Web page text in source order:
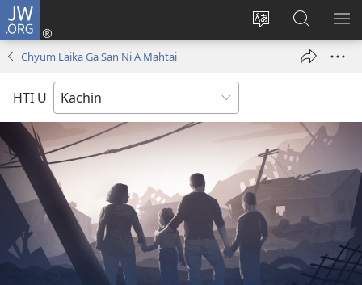
JW.ORG
Site
Galai
U
Log
JW.ORG
Hpe
Tam
Chyum Laika Ga San Ni A Mahtai
HTI U